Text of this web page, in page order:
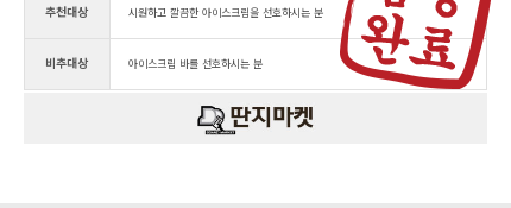
추천대상 시원하고 깔끔한 아이스크림을 선호하시는 분
비추대상 아이스크림 바를 선호하시는 분